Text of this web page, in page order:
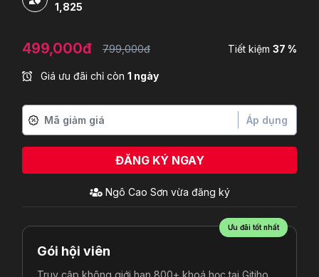
1,825
499,000đ 799,000đ Tiết kiệm 37 %
Giá ưu đãi chỉ còn 1 ngày
Áp dụng
ĐĂNG KÝ NGAY
Ưu đãi tốt nhất
Gói hội viên